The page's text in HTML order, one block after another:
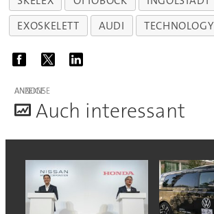
EXOSKELETT
AUDI TECHNOLOGY
ANZEIGE
Auch interessant